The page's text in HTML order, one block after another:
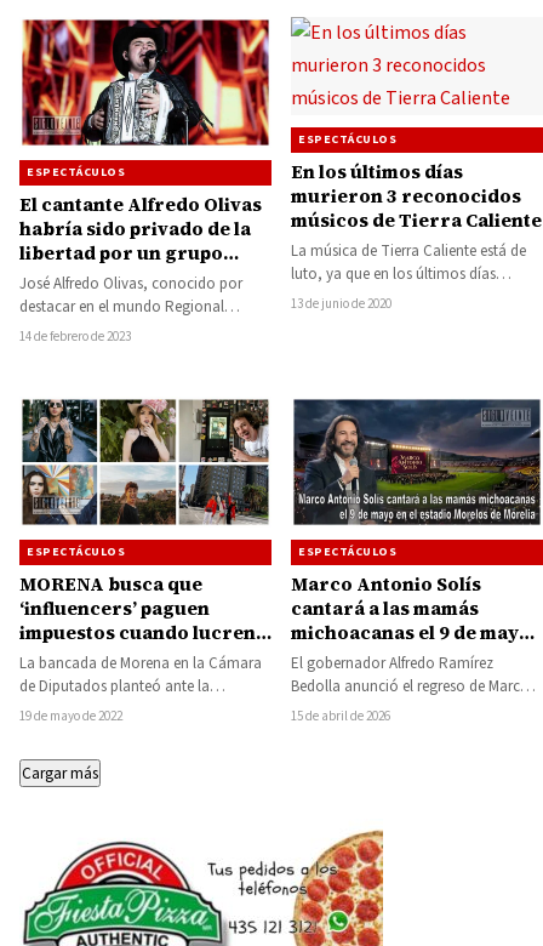
ESPECTÁCULOS
El cantante Alfredo Olivas
habría sido privado de la
libertad por un grupo
armado; ya fue desmentido
el rumor
José Alfredo Olivas, conocido por
destacar en el mundo Regional
Mexicano con sus polémicos corridos,
14 de febrero de 2023
ESPECTÁCULOS
En los últimos días
murieron 3 reconocidos
músicos de Tierra Caliente
La música de Tierra Caliente está de
luto, ya que en los últimos días
falleció el animador de…
13 de junio de 2020
ESPECTÁCULOS
MORENA busca que
‘influencers’ paguen
impuestos cuando lucren
con su contenido
La bancada de Morena en la Cámara
de Diputados planteó ante la
Comisión Permanente una iniciativa
19 de mayo de 2022
ESPECTÁCULOS
Marco Antonio Solís
cantará a las mamás
michoacanas el 9 de mayo
en el estadio Morelos de
Morelia
El gobernador Alfredo Ramírez
Bedolla anunció el regreso de Marco
Antonio Solís a la ciudad de Morelia
15 de abril de 2026
Cargar más